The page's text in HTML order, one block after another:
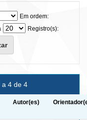
Em ordem:
Registro(s):
a 4 de 4
Autor(es)